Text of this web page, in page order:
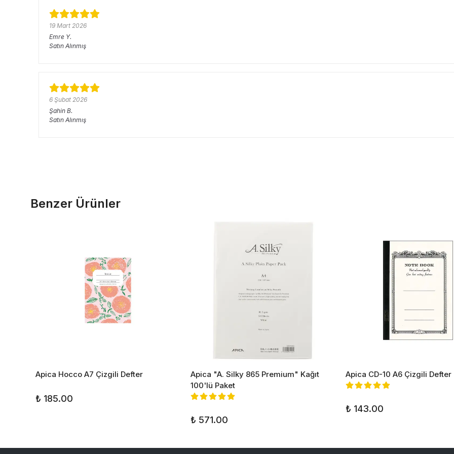
19 Mart 2026
Emre Y.
Satın Alınmış
6 Şubat 2026
Şahin B.
Satın Alınmış
Benzer Ürünler
Apica Hocco A7 Çizgili Defter
₺ 185.00
Apica "A. Silky 865 Premium" Kağıt
100'lü Paket
₺ 571.00
Apica CD-10 A6 Çizgili Defter
₺ 143.00